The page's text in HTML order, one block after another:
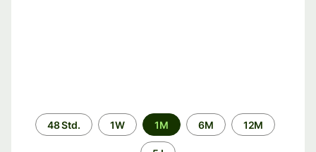
Zeitraum
48 Std. 1W 1M 6M 12M